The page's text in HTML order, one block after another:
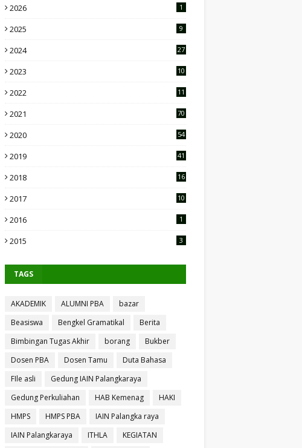
2026 1
2025 9
2024 27
2023
10
2022
11
2021 70
2020 54
2019 41
2018 16
2017 10
2016 1
2015 3
TAGS
AKADEMIK ALUMNI PBA
bazar
Beasiswa
Bengkel Gramatikal
Berita
Bimbingan Tugas Akhir
borang
Bukber
Dosen PBA
Dosen Tamu
Duta Bahasa
FIle asli
Gedung IAIN Palangkaraya
Gedung Perkuliahan
HAB Kemenag
HAKI
HMPS
HMPS PBA
IAIN Palangka raya
IAIN Palangkaraya
ITHLA
KEGIATAN